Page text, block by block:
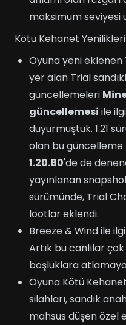
maksimum seviyesi
Kötü Kehanet Yenilikleri
Oyuna yeni eklenen
yer alan Trial
güncellemeleri
güncellemesi ile
duyurmuştuk. 1.21
olan bu güncelleme
1.20.80'de de
yayınlanan
sürümünde, Trial
lootlar eklendi.
Breeze & Wind ile
Artık bu canlılar
boşluklara
Oyuna Kötü
silahları, sandık
mahsus düşen özel